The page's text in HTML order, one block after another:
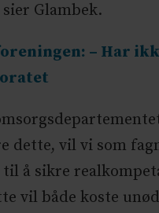
Glambek.
– Har
dette, vil vi som
å sikre
vil både koste